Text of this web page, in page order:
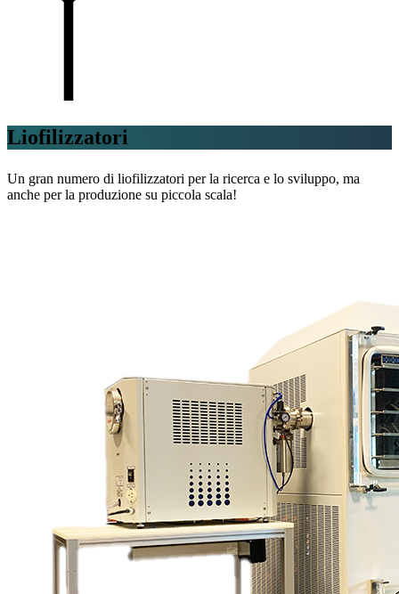
Liofilizzatori
Un gran numero di liofilizzatori per la ricerca e lo sviluppo, ma
anche per la produzione su piccola scala!